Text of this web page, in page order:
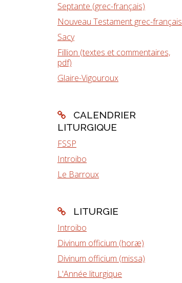
Septante (grec-français)
Nouveau Testament grec-français
Sacy
Fillion (textes et commentaires,
pdf)
Glaire-Vigouroux
CALENDRIER
LITURGIQUE
FSSP
Introibo
Le Barroux
LITURGIE
Introibo
Divinum officium (horæ)
Divinum officium (missa)
L'Année liturgique